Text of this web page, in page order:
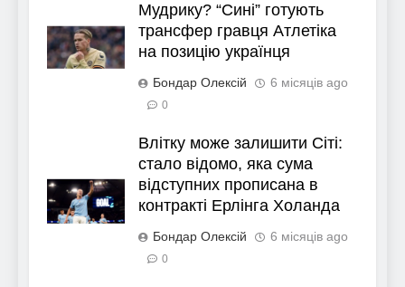
Мудрику? “Сині” готують
трансфер гравця Атлетіка
на позицію українця
Бондар Олексій 6 місяців ago
0
Влітку може залишити Сіті:
стало відомо, яка сума
відступних прописана в
контракті Ерлінга Холанда
Бондар Олексій 6 місяців ago
0